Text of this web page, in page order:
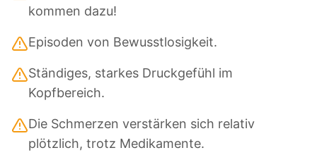
kommen dazu!
Episoden von Bewusstlosigkeit.
Ständiges, starkes Druckgefühl im
Kopfbereich.
Die Schmerzen verstärken sich relativ
plötzlich, trotz Medikamente.